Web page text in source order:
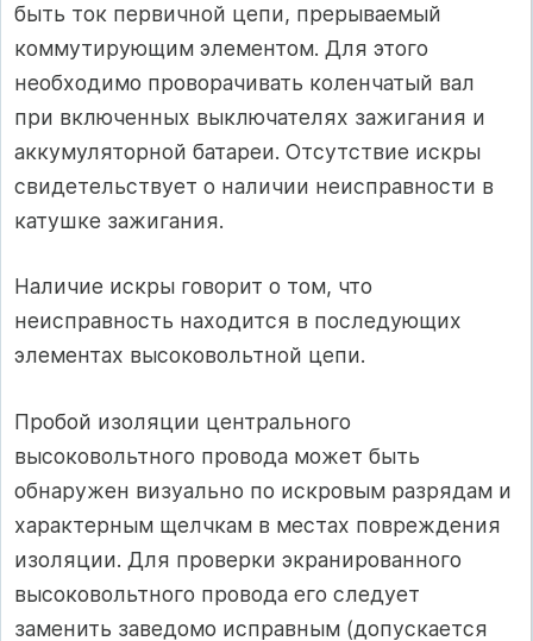
быть ток первичной цепи, прерываемый
коммутирующим элементом. Для этого
необходимо проворачивать коленчатый вал
при включенных выключателях зажигания и
аккумуляторной батареи. Отсутствие искры
свидетельствует о наличии неисправности в
катушке зажигания.
Наличие искры говорит о том, что
неисправность находится в последующих
элементах высоковольтной цепи.
Пробой изоляции центрального
высоковольтного провода может быть
обнаружен визуально по искровым разрядам и
характерным щелчкам в местах повреждения
изоляции. Для проверки экранированного
высоковольтного провода его следует
заменить заведомо исправным (допускается